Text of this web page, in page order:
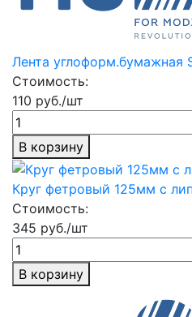
Лента углоформ.бумажная
Стоимость:
110 руб./шт
В корзину
Круг фетровый 125мм с
Стоимость:
345 руб./шт
В корзину